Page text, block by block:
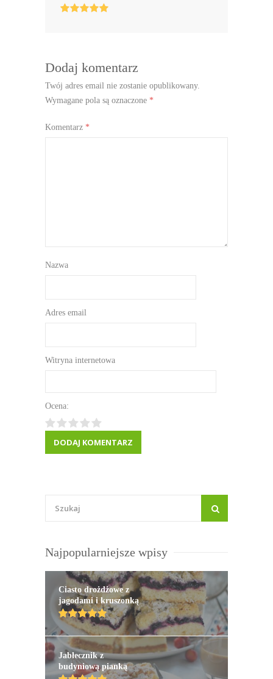
Dodaj komentarz
Twój adres email nie zostanie opublikowany.
Wymagane pola są oznaczone *
Komentarz *
Nazwa
Adres email
Witryna internetowa
Ocena:
Najpopularniejsze wpisy
Ciasto drożdżowe z
jagodami i kruszonką
Jabłecznik z
budyniową pianką